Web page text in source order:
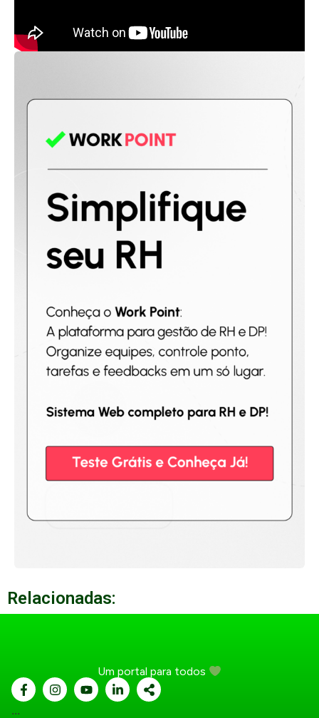
Relacionadas:
Um portal para todos
...